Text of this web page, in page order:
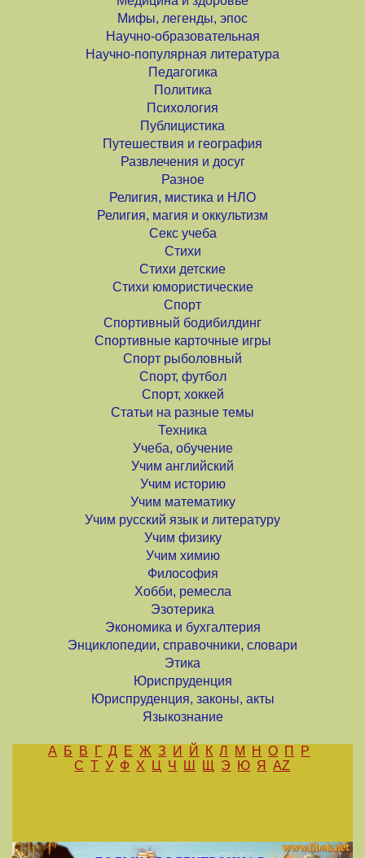
Мифы, легенды, эпос
Научно-образовательная
Научно-популярная литература
Педагогика
Политика
Психология
Публицистика
Путешествия и география
Развлечения и досуг
Разное
Религия, мистика и НЛО
Религия, магия и оккультизм
Секс учеба
Стихи
Стихи детские
Стихи юмористические
Спорт
Спортивный бодибилдинг
Спортивные карточные игры
Спорт рыболовный
Спорт, футбол
Спорт, хоккей
Статьи на разные темы
Техника
Учеба, обучение
Учим английский
Учим историю
Учим математику
Учим русский язык и литературу
Учим физику
Учим химию
Философия
Хобби, ремесла
Эзотерика
Экономика и бухгалтерия
Энциклопедии, справочники, словари
Этика
Юриспруденция
Юриспруденция, законы, акты
Языкознание
А Б В Г Д Е Ж З И Й К Л М Н О П
Р
С Т У Ф Х Ц Ч Ш Щ Э Ю Я AZ